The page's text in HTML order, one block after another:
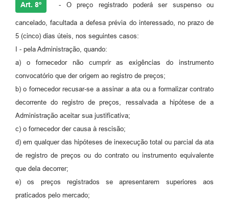
Art. 8º - O preço registrado poderá ser suspenso ou
cancelado, facultada a defesa prévia do interessado, no prazo de
5 (cinco) dias úteis, nos seguintes casos:
I - pela Administração, quando:
a) o fornecedor não cumprir as exigências do instrumento
convocatório que der origem ao registro de preços;
b) o fornecedor recusar-se a assinar a ata ou a formalizar contrato
decorrente do registro de preços, ressalvada a hipótese de a
Administração aceitar sua justificativa;
c) o fornecedor der causa à rescisão;
d) em qualquer das hipóteses de inexecução total ou parcial da ata
de registro de preços ou do contrato ou instrumento equivalente
que dela decorrer;
e) os preços registrados se apresentarem superiores aos
praticados pelo mercado;